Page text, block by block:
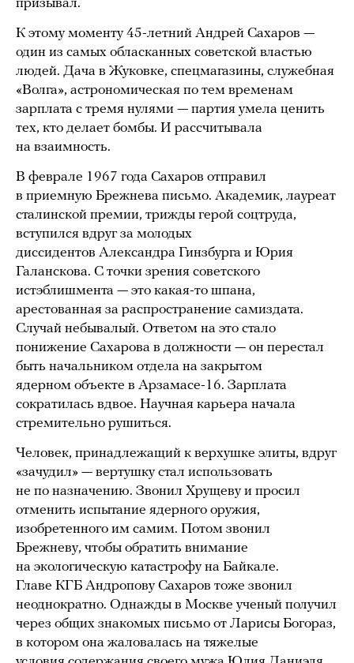
призывал.
К этому моменту 45-летний Андрей Сахаров —
один из самых обласканных советской властью
людей. Дача в Жуковке, спецмагазины, служебная
«Волга», астрономическая по тем временам
зарплата с тремя нулями — партия умела ценить
тех, кто делает бомбы. И рассчитывала
на взаимность.
В феврале 1967 года Сахаров отправил
в приемную Брежнева письмо. Академик, лауреат
сталинской премии, трижды герой соцтруда,
вступился вдруг за молодых
диссидентов Александра Гинзбурга и Юрия
Галанскова. С точки зрения советского
истэблишмента — это какая-то шпана,
арестованная за распространение самиздата.
Случай небывалый. Ответом на это стало
понижение Сахарова в должности — он перестал
быть начальником отдела на закрытом
ядерном объекте в Арзамасе-16. Зарплата
сократилась вдвое. Научная карьера начала
стремительно рушиться.
Человек, принадлежащий к верхушке элиты, вдруг
«зачудил» — вертушку стал использовать
не по назначению. Звонил Хрущеву и просил
отменить испытание ядерного оружия,
изобретенного им самим. Потом звонил
Брежневу, чтобы обратить внимание
на экологическую катастрофу на Байкале.
Главе КГБ Андропову Сахаров тоже звонил
неоднократно. Однажды в Москве ученый получил
через общих знакомых письмо от Ларисы Богораз,
в котором она жаловалась на тяжелые